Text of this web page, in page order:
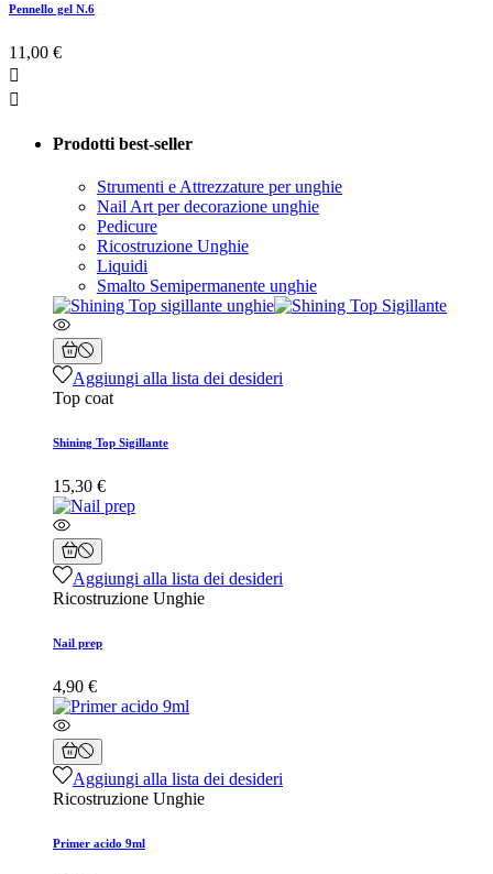
Pennello gel N.6
11,00 €


Prodotti best-seller
Strumenti e Attrezzature per unghie
Nail Art per decorazione unghie
Pedicure
Ricostruzione Unghie
Liquidi
Smalto Semipermanente unghie
Aggiungi alla lista dei desideri
Top coat
Shining Top Sigillante
15,30 €
Aggiungi alla lista dei desideri
Ricostruzione Unghie
Nail prep
4,90 €
Aggiungi alla lista dei desideri
Ricostruzione Unghie
Primer acido 9ml